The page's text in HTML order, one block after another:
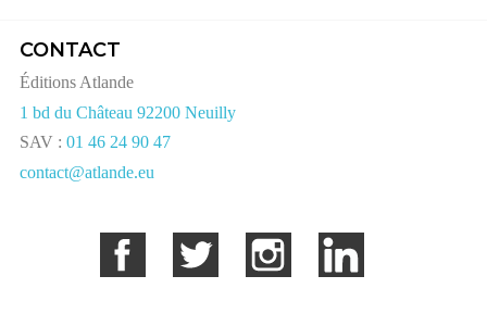
CONTACT
Éditions Atlande
1 bd du Château 92200 Neuilly
SAV : 01 46 24 90 47
contact@atlande.eu
Facebook Twitter Instagram